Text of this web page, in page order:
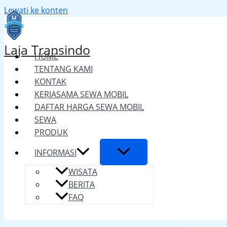
Lewati ke konten
Laja Transindo
HOME
TENTANG KAMI
KONTAK
KERJASAMA SEWA MOBIL
DAFTAR HARGA SEWA MOBIL
SEWA
PRODUK
INFORMASI
WISATA
BERITA
FAQ